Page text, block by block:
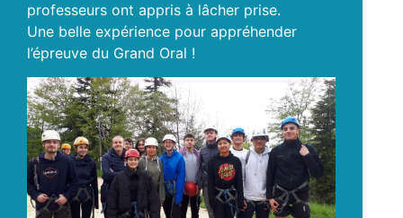
professeurs ont appris à lâcher prise.
Une belle expérience pour appréhender
l’épreuve du Grand Oral !